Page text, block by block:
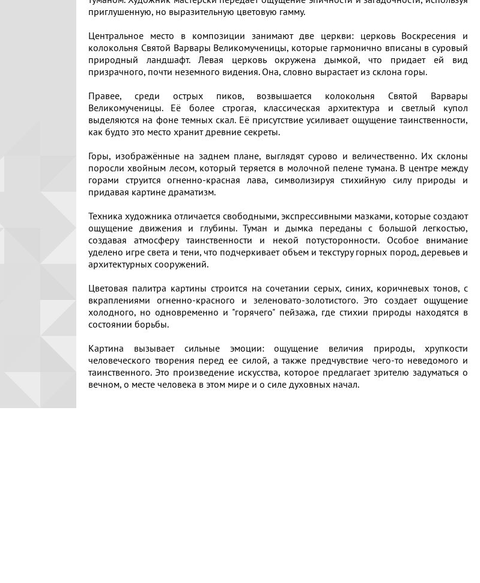
приглушенную, но выразительную цветовую гамму.
Центральное место в композиции занимают две церкви: церковь Воскресения и
колокольня Святой Варвары Великомученицы, которые гармонично вписаны в суровый
природный ландшафт. Левая церковь окружена дымкой, что придает ей вид
призрачного, почти неземного видения. Она, словно вырастает из склона горы.
Правее, среди острых пиков, возвышается колокольня Святой Варвары
Великомученицы. Её более строгая, классическая архитектура и светлый купол
выделяются на фоне темных скал. Её присутствие усиливает ощущение таинственности,
как будто это место хранит древние секреты.
Горы, изображённые на заднем плане, выглядят сурово и величественно. Их склоны
поросли хвойным лесом, который теряется в молочной пелене тумана. В центре между
горами струится огненно-красная лава, символизируя стихийную силу природы и
придавая картине драматизм.
Техника художника отличается свободными, экспрессивными мазками, которые создают
ощущение движения и глубины. Туман и дымка переданы с большой легкостью,
создавая атмосферу таинственности и некой потусторонности. Особое внимание
уделено игре света и тени, что подчеркивает объем и текстуру горных пород, деревьев и
архитектурных сооружений.
Цветовая палитра картины строится на сочетании серых, синих, коричневых тонов, с
вкраплениями огненно-красного и зеленовато-золотистого. Это создает ощущение
холодного, но одновременно и "горячего" пейзажа, где стихии природы находятся в
состоянии борьбы.
Картина вызывает сильные эмоции: ощущение величия природы, хрупкости
человеческого творения перед ее силой, а также предчувствие чего-то неведомого и
таинственного. Это произведение искусства, которое предлагает зрителю задуматься о
вечном, о месте человека в этом мире и о силе духовных начал.
зарегистрированным
пользователям
Пока
нет
отзывов.
первым!
Извините,
голосование
доступно
только
зарегистрированным
пользователям
Копируйте
ссылку
Копировать
Копируйте
координаты
места
Копировать
Русское
искусство
Советское
искусство
Современное
отечественное
искусство
Современное
зарубежное
искусство
Локация
Соборная
гора
Гора
Левитана
Заречье
Набережная
площадь
Верхний
Плёс